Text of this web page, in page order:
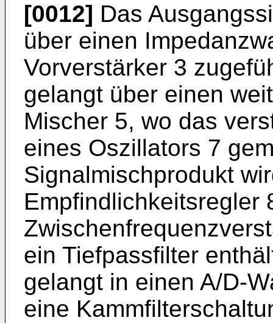
[0012] Das
über einen
Vorverstärker 3
gelangt über einen
Mischer 5, wo das
eines Oszillators 7
Signalmischprodukt
Empfindlichkeitsregler
ein Tiefpassfilter
gelangt in einen A/D-
eine